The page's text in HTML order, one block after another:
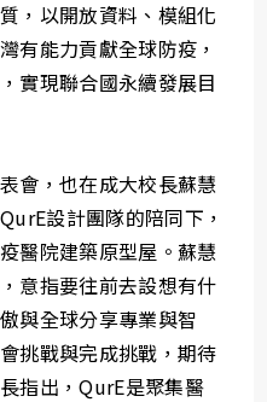
，以開放資料、模組化
有能力貢獻全球防疫，
實現聯合國永續發展目
會，也在成大校長蘇慧
設計團隊的陪同下，
醫院建築原型屋。蘇慧
意指要往前去設想有什
與全球分享專業與智
挑戰與完成挑戰，期待
指出，QurE是聚集醫